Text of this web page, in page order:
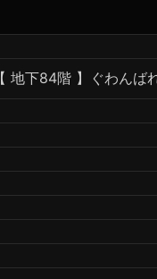
【 地下84階 】ぐわん